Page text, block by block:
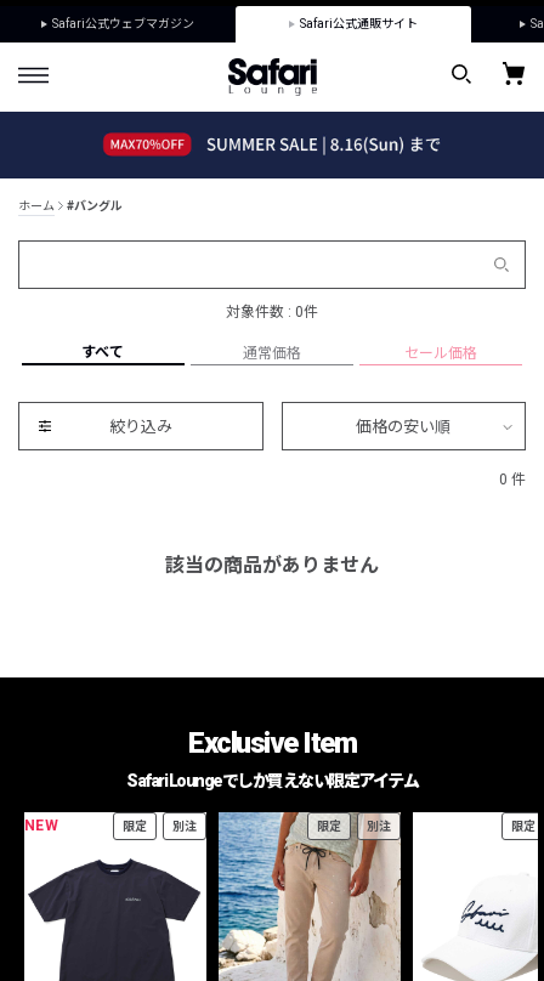
Safari公式ウェブマガジン Safari公式通販サイト
ホーム #バングル
対象件数 : 0件
すべて 通常価格 セール価格
絞り込み 価格の安い順
0 件
該当の商品がありません
Exclusive Item
Safari Loungeでしか買えない限定アイテム
NEW 限定 別注 限定 別注 限定